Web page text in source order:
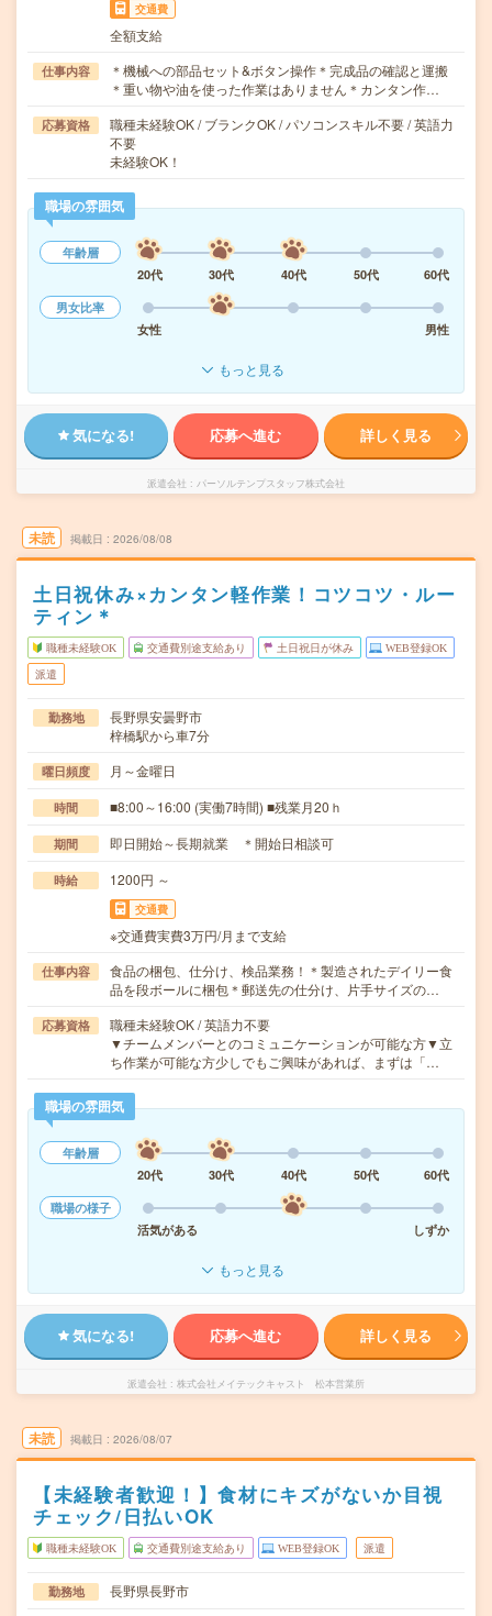
交通費
全額支給
仕事内容
＊機械への部品セット&ボタン操作＊完成品の確認と運搬
＊重い物や油を使った作業はありません＊カンタン作…
応募資格
職種未経験OK / ブランクOK / パソコンスキル不要 / 英語力
不要
未経験OK！
職場の雰囲気
年齢層
20代
30代 40代 50代
60代
男女比率
女性
男性
もっと見る
気になる! 応募へ進む 詳しく見る
派遣会社 パーソルテンプスタッフ株式会社
未読 掲載日 2026/08/08
土日祝休み×カンタン軽作業！コツコツ・ルー
ティン＊
職種未経験OK 交通費別途支給あり 土日祝日が休み WEB登録OK
派遣
勤務地
長野県安曇野市
梓橋駅から車7分
曜日頻度 月～金曜日
時間 ■8:00～16:00 (実働7時間) ■残業月20ｈ
期間 即日開始～長期就業 ＊開始日相談可
時給 1200円 ～
交通費
※交通費実費3万円/月まで支給
仕事内容
食品の梱包、仕分け、検品業務！＊製造されたデイリー食
品を段ボールに梱包＊郵送先の仕分け、片手サイズの…
応募資格
職種未経験OK / 英語力不要
▼チームメンバーとのコミュニケーションが可能な方▼立
ち作業が可能な方少しでもご興味があれば、まずは「…
職場の雰囲気
年齢層
20代
30代 40代 50代
60代
職場の様子
活気がある
しずか
もっと見る
気になる! 応募へ進む 詳しく見る
派遣会社 株式会社メイテックキャスト 松本営業所
未読 掲載日 2026/08/07
【未経験者歓迎！】食材にキズがないか目視
チェック/日払いOK
職種未経験OK 交通費別途支給あり WEB登録OK 派遣
勤務地 長野県長野市